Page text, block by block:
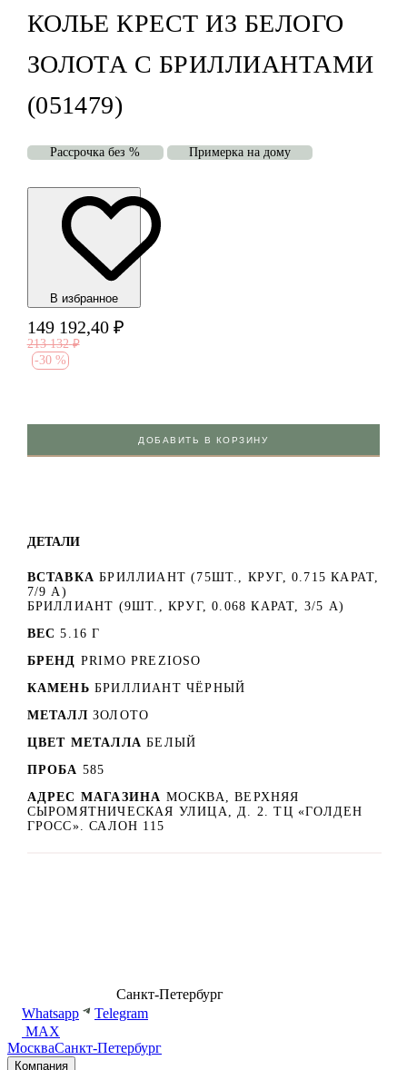
КОЛЬЕ КРЕСТ ИЗ БЕЛОГО
ЗОЛОТА С БРИЛЛИАНТАМИ
(051479)
Рассрочка без % Примерка на дому
В избранноe
149 192,40 ₽
213 132 ₽
-30 %
ДОБАВИТЬ В КОРЗИНУ
ДЕТАЛИ
ВСТАВКА БРИЛЛИАНТ (75ШТ., КРУГ, 0.715 КАРАТ,
7/9 А)
БРИЛЛИАНТ (9ШТ., КРУГ, 0.068 КАРАТ, 3/5 А)
ВЕС 5.16 Г
БРЕНД PRIMO PREZIOSO
КАМЕНЬ БРИЛЛИАНТ ЧЁРНЫЙ
МЕТАЛЛ ЗОЛОТО
ЦВЕТ МЕТАЛЛА БЕЛЫЙ
ПРОБА 585
АДРЕС МАГАЗИНА МОСКВА, ВЕРХНЯЯ
СЫРОМЯТНИЧЕСКАЯ УЛИЦА, Д. 2. ТЦ «ГОЛДЕН
ГРОСС». САЛОН 115
Санкт-Петербург
Whatsapp
Telegram
MAX
МоскваСанкт-Петербург
Компания